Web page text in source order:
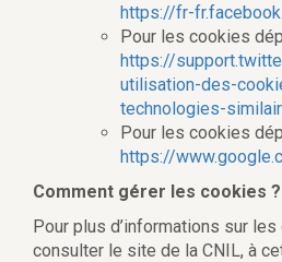
https://fr-
Pour les cookies
https://
utilisation-des-
technologies-
Pour les cookies
https://
Comment gérer les cookies ?
Pour plus d’informations sur
consulter le site de la CNIL, à